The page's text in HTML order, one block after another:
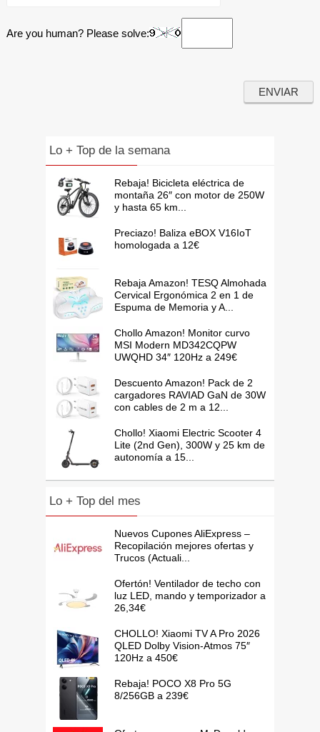
Are you human? Please solve:
Lo + Top de la semana
Rebaja! Bicicleta eléctrica de
montaña 26″ con motor de 250W
y hasta 65 km...
Preciazo! Baliza eBOX V16IoT
homologada a 12€
Rebaja Amazon! TESQ Almohada
Cervical Ergonómica 2 en 1 de
Espuma de Memoria y A...
Chollo Amazon! Monitor curvo
MSI Modern MD342CQPW
UWQHD 34″ 120Hz a 249€
Descuento Amazon! Pack de 2
cargadores RAVIAD GaN de 30W
con cables de 2 m a 12...
Chollo! Xiaomi Electric Scooter 4
Lite (2nd Gen), 300W y 25 km de
autonomía a 15...
Lo + Top del mes
Nuevos Cupones AliExpress –
Recopilación mejores ofertas y
Trucos (Actuali...
Ofertón! Ventilador de techo con
luz LED, mando y temporizador a
26,34€
CHOLLO! Xiaomi TV A Pro 2026
QLED Dolby Vision-Atmos 75″
120Hz a 450€
Rebaja! POCO X8 Pro 5G
8/256GB a 239€